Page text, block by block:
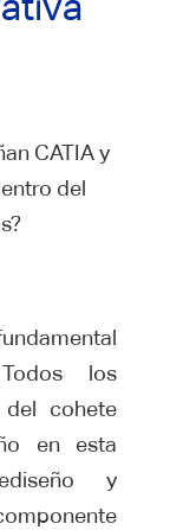
CATIA y
del
los
cohete
en esta
y